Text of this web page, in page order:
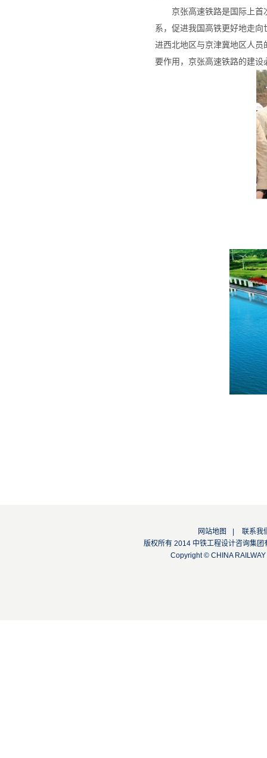
京张高速铁路是国际上
系，促进我国高铁更好地走
进西北地区与京津冀地区人
要作用，京张高速铁路的建
网站地图
联系我
版权所有 2014 中铁工程设计咨询
Copyright © CHINA